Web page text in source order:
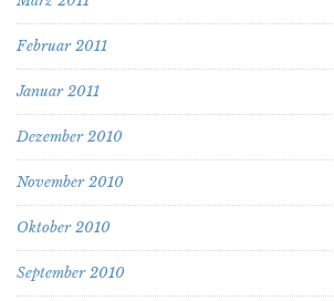
Februar 2011
Januar 2011
Dezember 2010
November 2010
Oktober 2010
September 2010